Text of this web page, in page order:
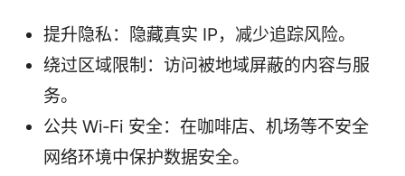
提升隐私：隐藏真实 IP，减少追踪风险。
绕过区域限制：访问被地域屏蔽的内容与服
务。
公共 Wi‑Fi 安全：在咖啡店、机场等不安全
网络环境中保护数据安全。